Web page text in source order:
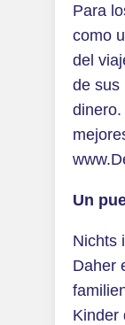
Para
como
del
de sus
Un
Nichts
Daher
Kinder